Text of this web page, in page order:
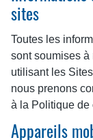
sites
Toutes les
sont soumises à
utilisant les
nous prenons
à la Politique de
Appareils